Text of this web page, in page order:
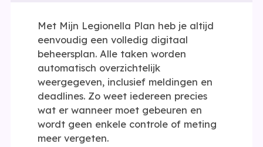
Met Mijn Legionella Plan heb je altijd
eenvoudig een volledig digitaal
beheersplan. Alle taken worden
automatisch overzichtelijk
weergegeven, inclusief meldingen en
deadlines. Zo weet iedereen precies
wat er wanneer moet gebeuren en
wordt geen enkele controle of meting
meer vergeten.